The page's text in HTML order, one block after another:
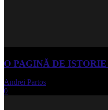
O PAGINĂ DE
Andrei Partos
0